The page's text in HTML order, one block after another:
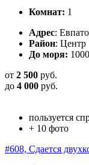
Комнат: 1
Адрес:
Район: Центр
До моря:
от 2 500 руб.
до 4 000 руб.
пользуется
+ 10 фото
#608, Сдается